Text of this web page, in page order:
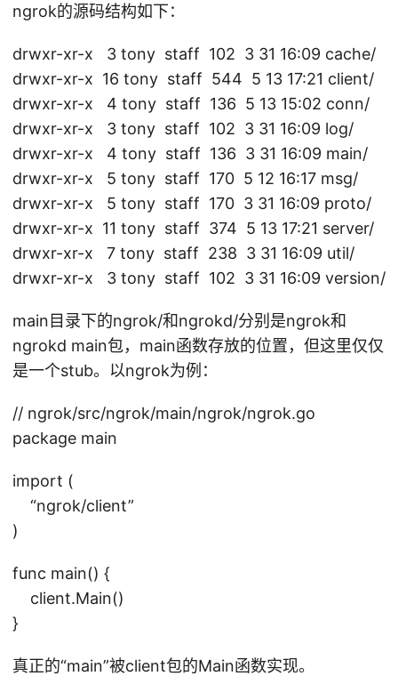
c
o
m
/i
n
c
o
n
s
h
r
e
e
a
bl
/
n
r
k
ngrok的源码结构如下：
drwxr-xr-x 3 tony staff 102 3 31 16:09 cache/
drwxr-xr-x 16 tony staff 544 5 13 17:21 client/
drwxr-xr-x 4 tony staff 136 5 13 15:02 conn/
drwxr-xr-x 3 tony staff 102 3 31 16:09 log/
drwxr-xr-x 4 tony staff 136 3 31 16:09 main/
drwxr-xr-x 5 tony staff 170 5 12 16:17 msg/
drwxr-xr-x 5 tony staff 170 3 31 16:09 proto/
drwxr-xr-x 11 tony staff 374 5 13 17:21 server/
drwxr-xr-x 7 tony staff 238 3 31 16:09 util/
drwxr-xr-x 3 tony staff 102 3 31 16:09 version/
main目录下的ngrok/和ngrokd/分别是ngrok和
ngrokd main包，main函数存放的位置，但这里仅仅
是一个stub。以ngrok为例：
// ngrok/src/ngrok/main/ngrok/ngrok.go
package main
import (
“ngrok/client”
)
func main() {
client.Main()
}
真正的“main”被client包的Main函数实现。